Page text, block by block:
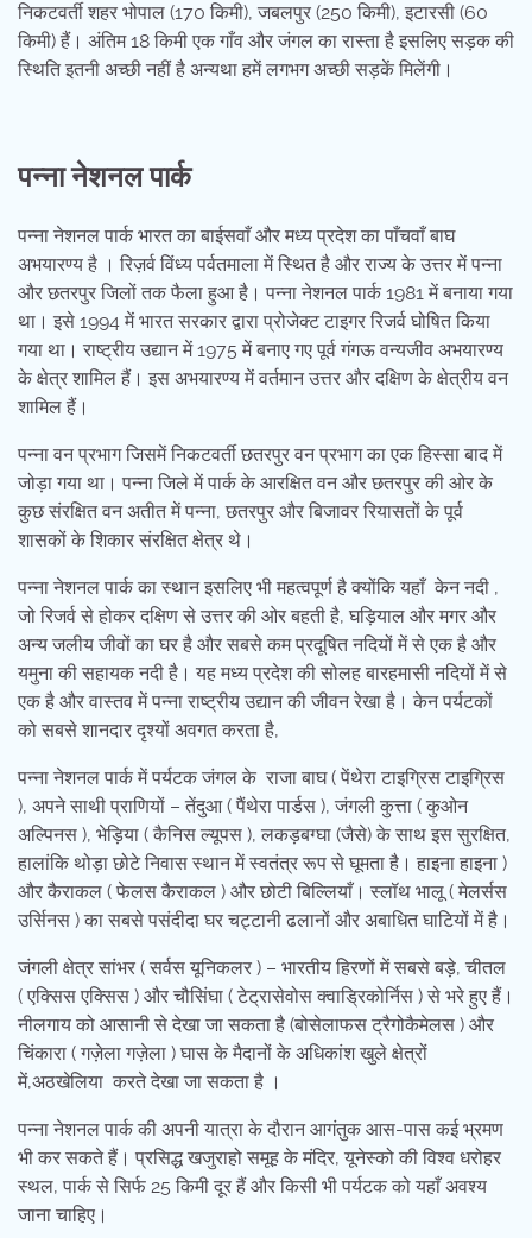
निकटवर्ती शहर भोपाल (170 किमी), जबलपुर (250 किमी), इटारसी (60
किमी) हैं। अंतिम 18 किमी एक गाँव और जंगल का रास्ता है इसलिए सड़क की
स्थिति इतनी अच्छी नहीं है अन्यथा हमें लगभग अच्छी सड़कें मिलेंगी।
पन्ना नेशनल पार्क
पन्ना नेशनल पार्क भारत का बाईसवाँ और मध्य प्रदेश का पाँचवाँ बाघ
अभयारण्य है । रिज़र्व विंध्य पर्वतमाला में स्थित है और राज्य के उत्तर में पन्ना
और छतरपुर जिलों तक फैला हुआ है। पन्ना नेशनल पार्क 1981 में बनाया गया
था। इसे 1994 में भारत सरकार द्वारा प्रोजेक्ट टाइगर रिजर्व घोषित किया
गया था। राष्ट्रीय उद्यान में 1975 में बनाए गए पूर्व गंगऊ वन्यजीव अभयारण्य
के क्षेत्र शामिल हैं। इस अभयारण्य में वर्तमान उत्तर और दक्षिण के क्षेत्रीय वन
शामिल हैं।
पन्ना वन प्रभाग जिसमें निकटवर्ती छतरपुर वन प्रभाग का एक हिस्सा बाद में
जोड़ा गया था। पन्ना जिले में पार्क के आरक्षित वन और छतरपुर की ओर के
कुछ संरक्षित वन अतीत में पन्ना, छतरपुर और बिजावर रियासतों के पूर्व
शासकों के शिकार संरक्षित क्षेत्र थे।
पन्ना नेशनल पार्क का स्थान इसलिए भी महत्वपूर्ण है क्योंकि यहाँ केन नदी ,
जो रिजर्व से होकर दक्षिण से उत्तर की ओर बहती है, घड़ियाल और मगर और
अन्य जलीय जीवों का घर है और सबसे कम प्रदूषित नदियों में से एक है और
यमुना की सहायक नदी है। यह मध्य प्रदेश की सोलह बारहमासी नदियों में से
एक है और वास्तव में पन्ना राष्ट्रीय उद्यान की जीवन रेखा है। केन पर्यटकों
को सबसे शानदार दृश्यों अवगत करता है,
पन्ना नेशनल पार्क में पर्यटक जंगल के राजा बाघ ( पेंथेरा टाइग्रिस टाइग्रिस
), अपने साथी प्राणियों – तेंदुआ ( पैंथेरा पार्डस ), जंगली कुत्ता ( कुओन
अल्पिनस ), भेड़िया ( कैनिस ल्यूपस ), लकड़बग्घा (जैसे) के साथ इस सुरक्षित,
हालांकि थोड़ा छोटे निवास स्थान में स्वतंत्र रूप से घूमता है। हाइना हाइना )
और कैराकल ( फेलस कैराकल ) और छोटी बिल्लियाँ। स्लॉथ भालू ( मेलर्सस
उर्सिनस ) का सबसे पसंदीदा घर चट्टानी ढलानों और अबाधित घाटियों में है।
जंगली क्षेत्र सांभर ( सर्वस यूनिकलर ) – भारतीय हिरणों में सबसे बड़े, चीतल
( एक्सिस एक्सिस ) और चौसिंघा ( टेट्रासेवोस क्वाड्रिकोर्निस ) से भरे हुए हैं।
नीलगाय को आसानी से देखा जा सकता है (बोसेलाफस ट्रैगोकैमेलस ) और
चिंकारा ( गज़ेला गज़ेला ) घास के मैदानों के अधिकांश खुले क्षेत्रों
में,अठखेलिया करते देखा जा सकता है ।
पन्ना नेशनल पार्क की अपनी यात्रा के दौरान आगंतुक आस-पास कई भ्रमण
भी कर सकते हैं। प्रसिद्ध खजुराहो समूह के मंदिर, यूनेस्को की विश्व धरोहर
स्थल, पार्क से सिर्फ 25 किमी दूर हैं और किसी भी पर्यटक को यहाँ अवश्य
जाना चाहिए।